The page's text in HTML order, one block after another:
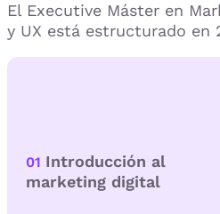
El Executive Máster en
y UX está estructurado en
01 Introducción al
marketing digital